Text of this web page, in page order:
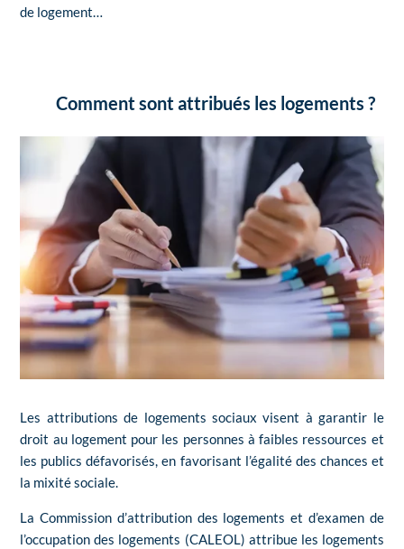
de logement…
Comment sont attribués les logements ?
Les attributions de logements sociaux visent à garantir le
droit au logement pour les personnes à faibles ressources et
les publics défavorisés, en favorisant l’égalité des chances et
la mixité sociale.
La Commission d’attribution des logements et d’examen de
l’occupation des logements (CALEOL) attribue les logements